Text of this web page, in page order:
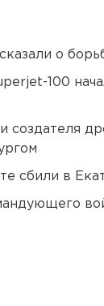
о
100
создателя
сбили в